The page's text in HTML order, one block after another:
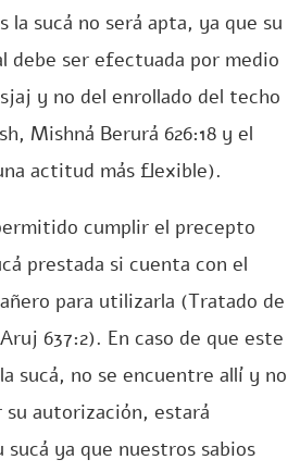
la sucá no será apta, ya que su
debe ser efectuada por medio
y no del enrollado del techo
Mishná Berurá 626:18 y el
actitud más flexible).
cumplir el precepto
prestada si cuenta con el
para utilizarla (Tratado de
637:2). En caso de que este
sucá, no se encuentre allí y no
autorización, estará
ya que nuestros sabios